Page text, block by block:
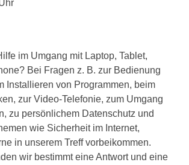
im Umgang mit Laptop, Tablet,
Bei Fragen z. B. zur Bedienung
Installieren von Programmen, beim
zur Video-Telefonie, zum Umgang
zu persönlichem Datenschutz und
wie Sicherheit im Internet,
in unserem Treff vorbeikommen.
wir bestimmt eine Antwort und eine